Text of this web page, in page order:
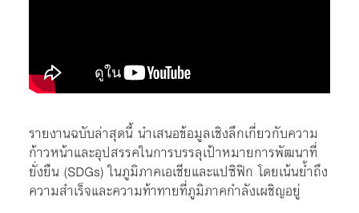
รายงานฉบับล่าสุดนี้ นำเสนอข้อมูลเชิงลึกเกี่ยวกับความ
ก้าวหน้าและอุปสรรคในการบรรลุเป้าหมายการพัฒนาที่
ยั่งยืน (SDGs) ในภูมิภาคเอเชียและแปซิฟิก โดยเน้นย้ำถึง
ความสำเร็จและความท้าทายที่ภูมิภาคกำลังเผชิญอยู่